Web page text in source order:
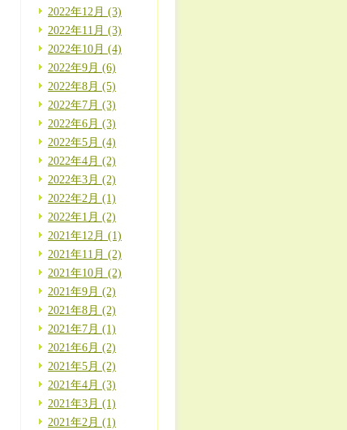
2022年12月 (3)
2022年11月 (3)
2022年10月 (4)
2022年9月 (6)
2022年8月 (5)
2022年7月 (3)
2022年6月 (3)
2022年5月 (4)
2022年4月 (2)
2022年3月 (2)
2022年2月 (1)
2022年1月 (2)
2021年12月 (1)
2021年11月 (2)
2021年10月 (2)
2021年9月 (2)
2021年8月 (2)
2021年7月 (1)
2021年6月 (2)
2021年5月 (2)
2021年4月 (3)
2021年3月 (1)
2021年2月 (1)